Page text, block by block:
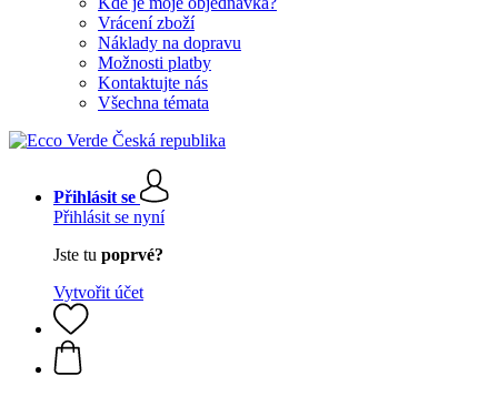
Vrácení zboží
Náklady na dopravu
Možnosti platby
Kontaktujte nás
Všechna témata
Přihlásit se
Přihlásit se nyní
Jste tu poprvé?
Vytvořit účet